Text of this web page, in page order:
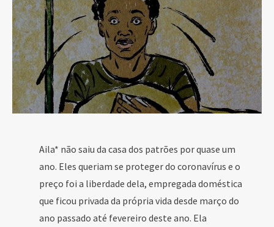
Aila* não saiu da casa dos patrões por quase um
ano. Eles queriam se proteger do coronavírus e o
preço foi a liberdade dela, empregada doméstica
que ficou privada da própria vida desde março do
ano passado até fevereiro deste ano. Ela